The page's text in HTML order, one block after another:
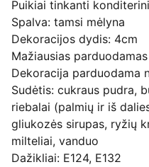
Puikiai tinkanti
Spalva: tamsi mėlyna
Dekoracijos dydis: 4cm
Mažiausias
Dekoracija parduodama
Sudėtis: cukraus pudra,
riebalai (palmių ir iš
gliukozės sirupas, ryžių
milteliai, vanduo
Dažikliai: E124, E132